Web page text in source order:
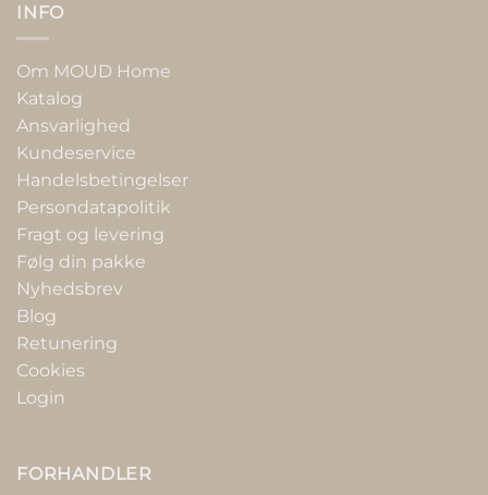
INFO
Om MOUD Home
Katalog
Ansvarlighed
Kundeservice
Handelsbetingelser
Persondatapolitik
Fragt og levering
Følg din pakke
Nyhedsbrev
Blog
Retunering
Cookies
Login
FORHANDLER